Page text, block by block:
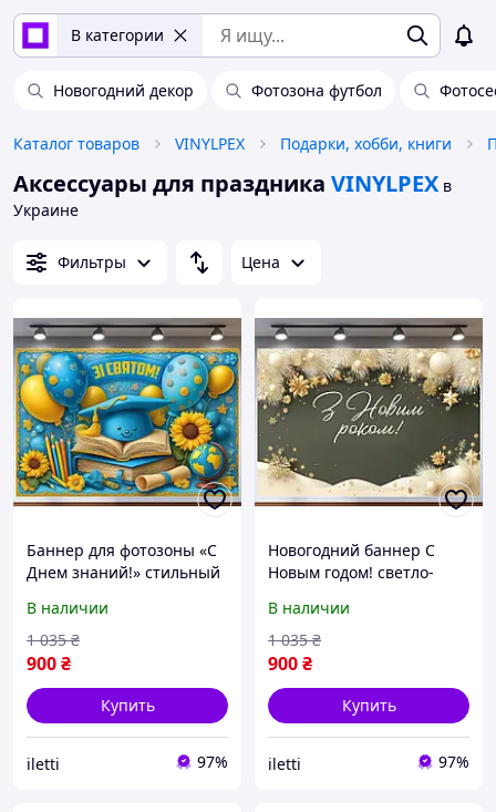
В категории
Новогодний декор Фотозона футбол
Каталог товаров VINYLPEX Подарки, хобби, книги
Аксессуары для праздника VINYLPEX в
Украине
Фильтры Цена
Баннер для фотозоны «С
Днем знаний!» стильный
180×120 см, №41352
В наличии
900₴
1 035 ₴
Купить
iletti 97%
Новогодний баннер С
Новым годом! светло-
№46302
В наличии
900₴
1 035 ₴
Купить
iletti 97%